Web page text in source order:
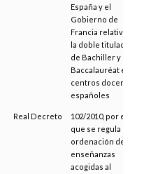
España y el
Gobierno de
Francia relativo a
la doble titulación
de Bachiller y de
Baccalauréat en
centros docentes
españoles
Real Decreto
102/2010, por el
que se regula la
ordenación de las
enseñanzas
acogidas al